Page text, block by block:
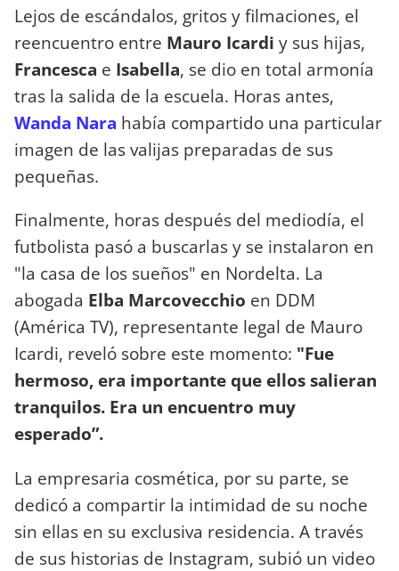
Lejos de escándalos, gritos y filmaciones, el
reencuentro entre Mauro Icardi y sus hijas,
Francesca e Isabella, se dio en total armonía
tras la salida de la escuela. Horas antes,
Wanda Nara había compartido una particular
imagen de las valijas preparadas de sus
pequeñas.
Finalmente, horas después del mediodía, el
futbolista pasó a buscarlas y se instalaron en
"la casa de los sueños" en Nordelta. La
abogada Elba Marcovecchio en DDM
(América TV), representante legal de Mauro
Icardi, reveló sobre este momento: "Fue
hermoso, era importante que ellos salieran
tranquilos. Era un encuentro muy
esperado”.
La empresaria cosmética, por su parte, se
dedicó a compartir la intimidad de su noche
sin ellas en su exclusiva residencia. A través
de sus historias de Instagram, subió un video